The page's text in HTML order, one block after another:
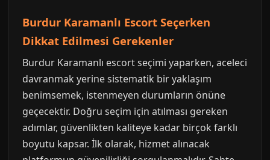
Burdur Karamanlı Escort Seçerken
Dikkat Edilmesi Gerekenler
Burdur Karamanlı escort seçimi yaparken, aceleci
davranmak yerine sistematik bir yaklaşım
benimsemek, istenmeyen durumların önüne
geçecektir. Doğru seçim için atılması gereken
adımlar, güvenlikten kaliteye kadar birçok farklı
boyutu kapsar. İlk olarak, hizmet alınacak